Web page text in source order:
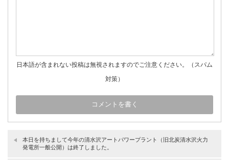
日本語が含まれない投稿は無視されますのでご注意ください。（スパム
対策）
本日を持ちまして今年の清水沢アートパワープラント（旧北炭清水沢火力
発電所一般公開）は終了しました。